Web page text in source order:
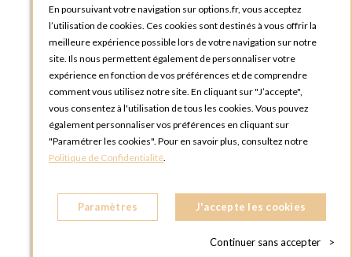
Tutoriels
OPTIONS LUXEMBOURG
13 rue Paul Rischard
5324 Contern
LUXEMBOURG
BOUTIQUE OPTIONS LUXEMBOURG
L - 1842 HOWALD LUXEMBOURG
En poursuivant votre navigation sur options.fr, vous acceptez
l’utilisation de cookies. Ces cookies sont destinés à vous offrir la
meilleure expérience possible lors de votre navigation sur notre
site. Ils nous permettent également de personnaliser votre
expérience en fonction de vos préférences et de comprendre
comment vous utilisez notre site. En cliquant sur "J’accepte",
vous consentez à l'utilisation de tous les cookies. Vous pouvez
également personnaliser vos préférences en cliquant sur
"Paramétrer les cookies". Pour en savoir plus, consultez notre
Politique de Confidentialité.
Paramètres J'accepte les cookies
Continuer sans accepter >